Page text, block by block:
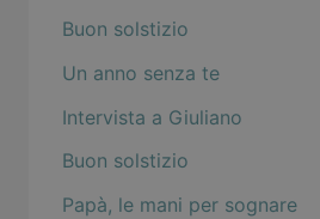
Buon solstizio
Un anno senza te
Intervista a Giuliano
Buon solstizio
Papà, le mani per sognare